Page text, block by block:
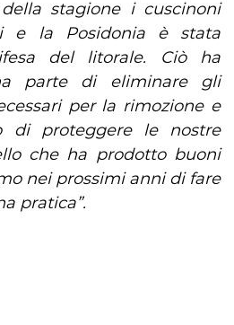
stagione i cuscinoni
e la Posidonia è stata
del litorale. Ciò ha
parte di eliminare gli
per la rimozione e
di proteggere le nostre
che ha prodotto buoni
nei prossimi anni di fare
pratica”.